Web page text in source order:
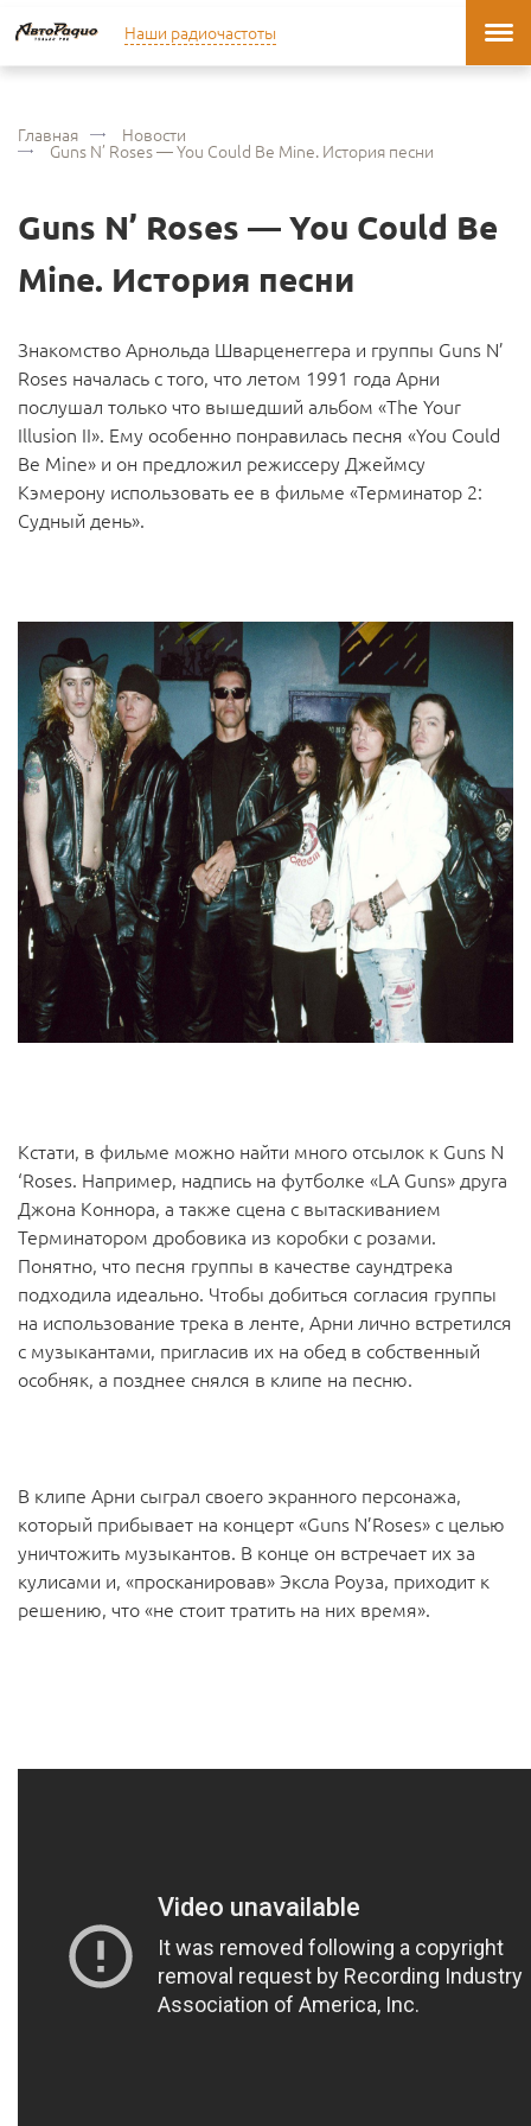
Наши радиочастоты
Главная Новости
Guns N’ Roses — You Could Be Mine. История песни
Guns N’ Roses — You Could Be
Mine. История песни
Знакомство Арнольда Шварценеггера и группы Guns N’
Roses началась с того, что летом 1991 года Арни
послушал только что вышедший альбом «The Your
Illusion II». Ему особенно понравилась песня «You Could
Be Mine» и он предложил режиссеру Джеймсу
Кэмерону использовать ее в фильме «Терминатор 2:
Судный день».
Кстати, в фильме можно найти много отсылок к Guns N
‘Roses. Например, надпись на футболке «LA Guns» друга
Джона Коннора, а также сцена с вытаскиванием
Терминатором дробовика из коробки с розами.
Понятно, что песня группы в качестве саундтрека
подходила идеально. Чтобы добиться согласия группы
на использование трека в ленте, Арни лично встретился
с музыкантами, пригласив их на обед в собственный
особняк, а позднее снялся в клипе на песню.
В клипе Арни сыграл своего экранного персонажа,
который прибывает на концерт «Guns N’Roses» с целью
уничтожить музыкантов. В конце он встречает их за
кулисами и, «просканировав» Эксла Роуза, приходит к
решению, что «не стоит тратить на них время».